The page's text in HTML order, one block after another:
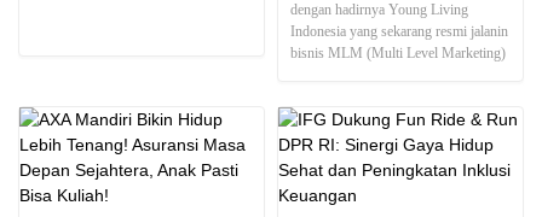
dengan hadirnya Young Living
Indonesia yang sekarang resmi jalanin
bisnis MLM (Multi Level Marketing)